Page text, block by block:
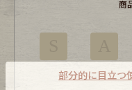
商
部分的に目立つ